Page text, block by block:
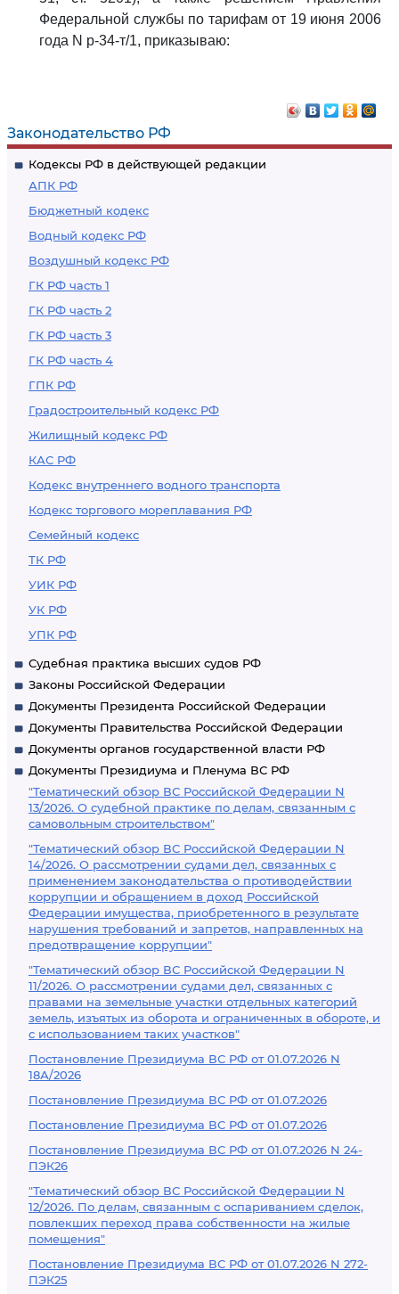
Законодательство РФ
Кодексы РФ в действующей редакции
АПК РФ
Бюджетный кодекс
Водный кодекс РФ
Воздушный кодекс РФ
ГК РФ часть 1
ГК РФ часть 2
ГК РФ часть 3
ГК РФ часть 4
ГПК РФ
Градостроительный кодекс РФ
Жилищный кодекс РФ
КАС РФ
Кодекс внутреннего водного транспорта
Кодекс торгового мореплавания РФ
Семейный кодекс
ТК РФ
УИК РФ
УК РФ
УПК РФ
Судебная практика высших судов РФ
Законы Российской Федерации
Документы Президента Российской Федерации
Документы Правительства Российской Федерации
Документы органов государственной власти РФ
Документы Президиума и Пленума ВС РФ
"Тематический обзор ВС Российской Федерации N
13/2026. О судебной практике по делам, связанным с
самовольным строительством"
"Тематический обзор ВС Российской Федерации N
14/2026. О рассмотрении судами дел, связанных с
применением законодательства о противодействии
коррупции и обращением в доход Российской
Федерации имущества, приобретенного в результате
нарушения требований и запретов, направленных на
предотвращение коррупции"
"Тематический обзор ВС Российской Федерации N
11/2026. О рассмотрении судами дел, связанных с
правами на земельные участки отдельных категорий
земель, изъятых из оборота и ограниченных в обороте, и
с использованием таких участков"
Постановление Президиума ВС РФ от 01.07.2026 N
18А/2026
Постановление Президиума ВС РФ от 01.07.2026
Постановление Президиума ВС РФ от 01.07.2026
Постановление Президиума ВС РФ от 01.07.2026 N 24-
ПЭК26
"Тематический обзор ВС Российской Федерации N
12/2026. По делам, связанным с оспариванием сделок,
повлекших переход права собственности на жилые
помещения"
Постановление Президиума ВС РФ от 01.07.2026 N 272-
ПЭК25
Федеральной службы по тарифам от 19 июня 2006
года N р-34-т/1, приказываю: